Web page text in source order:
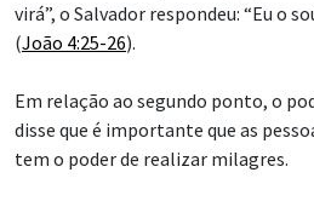
virá”, o Salvador respondeu: “Eu o
(João 4:25-26).
Em relação ao segundo ponto, o
disse que é importante que as
tem o poder de realizar milagres.